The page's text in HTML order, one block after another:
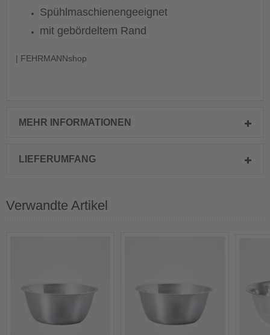
Spühlmaschienengeeignet
mit gebördeltem Rand
| FEHRMANNshop
MEHR INFORMATIONEN
LIEFERUMFANG
Verwandte Artikel